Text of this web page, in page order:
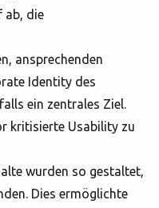
ab, die
ansprechenden
Identity des
ein zentrales Ziel.
kritisierte Usability zu
wurden so gestaltet,
Dies ermöglichte